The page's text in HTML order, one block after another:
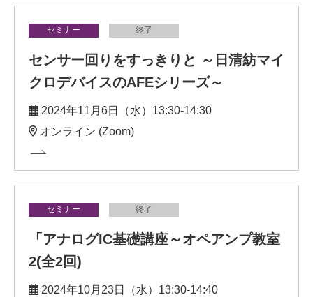
セミナー 終了
センサー回りをすっきりと ～日清紡マイ
クロデバイスのAFEシリーズ～
2024年11月6日（水）13:30-14:30
オンライン (Zoom)
セミナー 終了
「アナログIC基礎講座～オペアンプ教室
2(全2回)
2024年10月23日（水）13:30-14:40